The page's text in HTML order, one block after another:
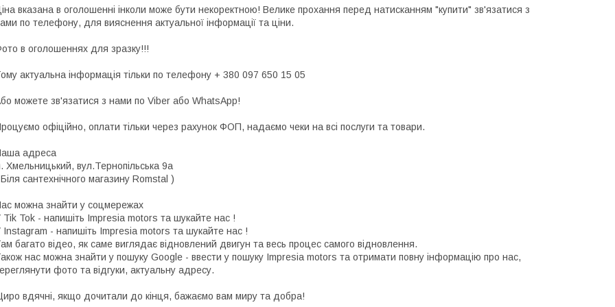
вказана в оголошенні інколи може бути некоректною! Велике прохання перед натисканням "купити" зв'язатися з
по телефону, для вияснення актуальної інформації та ціни.
в оголошеннях для зразку!!!
актуальна інформація тільки по телефону + 380 097 650 15 05
можете зв'язатися з нами по Viber або WhatsApp!
офіційно, оплати тільки через рахунок ФОП, надаємо чеки на всі послуги та товари.
адреса
Хмельницький, вул.Тернопільська 9а
сантехнічного магазину Romstal )
можна знайти у соцмережах
Tik Tok - напишіть Impresia motors та шукайте нас !
Instagram - напишіть Impresia motors та шукайте нас !
багато відео, як саме виглядає відновлений двигун та весь процес самого відновлення.
нас можна знайти у пошуку Google - ввести у пошуку Impresia motors та отримати повну інформацію про нас,
фото та відгуки, актуальну адресу.
вдячні, якщо дочитали до кінця, бажаємо вам миру та добра!